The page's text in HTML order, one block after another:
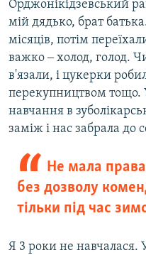
Орджонікідзевський
мій дядько, брат
місяців, потім
важко ‒ холод, голод.
в'язали, і цукерки
перекупництвом тощо.
навчання в
заміж і нас забрала до
Не мала
без дозволу
тільки під час
Я 3 роки не навчалася.